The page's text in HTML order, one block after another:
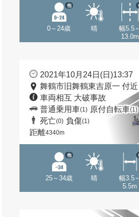
0～24歳
他
晴
幅5.5～
13.0m
2021年10月24日(日)13:37
舞鶴市旧舞鶴東吉原一 付近
車両相互 大破事故
普通乗用車(1) 原付自転車(1)
死亡(0) 負傷(1)
距離4340m
25～34歳
他
晴
幅3.5～
5.5m